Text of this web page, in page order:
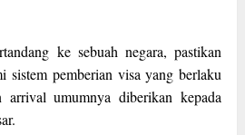
ke sebuah negara, pastikan
sistem pemberian visa yang berlaku
umumnya diberikan kepada